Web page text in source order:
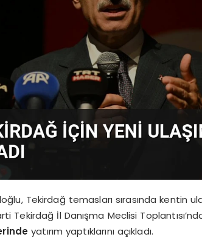
Tekirdağ temasları sırasında kentin
Tekirdağ İl Danışma Meclisi
yatırım yaptıklarını açıkladı.